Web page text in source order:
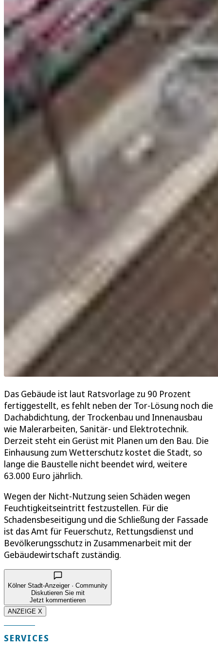
Das Gebäude ist laut Ratsvorlage zu 90 Prozent
fertiggestellt, es fehlt neben der Tor-Lösung noch die
Dachabdichtung, der Trockenbau und Innenausbau
wie Malerarbeiten, Sanitär- und Elektrotechnik.
Derzeit steht ein Gerüst mit Planen um den Bau. Die
Einhausung zum Wetterschutz kostet die Stadt, so
lange die Baustelle nicht beendet wird, weitere
63.000 Euro jährlich.
Wegen der Nicht-Nutzung seien Schäden wegen
Feuchtigkeitseintritt festzustellen. Für die
Schadensbeseitigung und die Schließung der Fassade
ist das Amt für Feuerschutz, Rettungsdienst und
Bevölkerungsschutz in Zusammenarbeit mit der
Gebäudewirtschaft zuständig.
Kölner Stadt-Anzeiger · Community
Diskutieren Sie mit
Jetzt kommentieren
ANZEIGE X
SERVICES